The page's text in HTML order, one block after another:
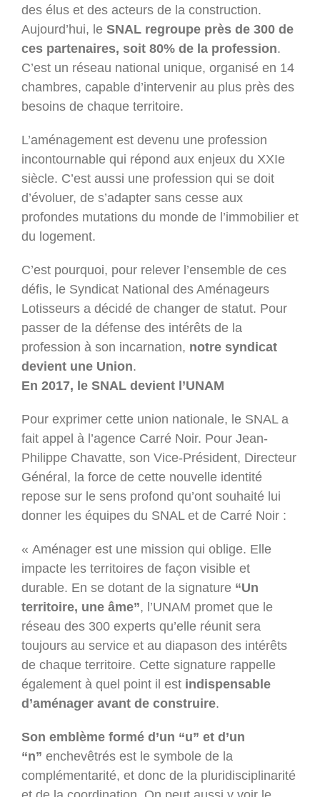
des élus et des acteurs de la construction.
Aujourd’hui, le SNAL regroupe près de 300 de
ces partenaires, soit 80% de la profession.
C’est un réseau national unique, organisé en 14
chambres, capable d’intervenir au plus près des
besoins de chaque territoire.
L’aménagement est devenu une profession
incontournable qui répond aux enjeux du XXIe
siècle. C’est aussi une profession qui se doit
d’évoluer, de s’adapter sans cesse aux
profondes mutations du monde de l’immobilier et
du logement.
C’est pourquoi, pour relever l’ensemble de ces
défis, le Syndicat National des Aménageurs
Lotisseurs a décidé de changer de statut. Pour
passer de la défense des intérêts de la
profession à son incarnation, notre syndicat
devient une Union.
En 2017, le SNAL devient l’UNAM
Pour exprimer cette union nationale, le SNAL a
fait appel à l’agence Carré Noir. Pour Jean-
Philippe Chavatte, son Vice-Président, Directeur
Général, la force de cette nouvelle identité
repose sur le sens profond qu’ont souhaité lui
donner les équipes du SNAL et de Carré Noir :
« Aménager est une mission qui oblige. Elle
impacte les territoires de façon visible et
durable. En se dotant de la signature “Un
territoire, une âme”, l’UNAM promet que le
réseau des 300 experts qu’elle réunit sera
toujours au service et au diapason des intérêts
de chaque territoire. Cette signature rappelle
également à quel point il est indispensable
d’aménager avant de construire.
Son emblème formé d’un “u” et d’un
“n” enchevêtrés est le symbole de la
complémentarité, et donc de la pluridisciplinarité